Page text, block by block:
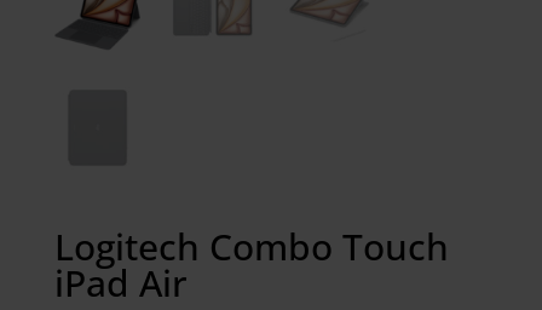
Logitech Combo Touch
iPad Air